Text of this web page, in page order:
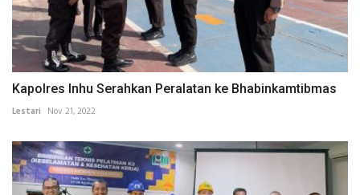
Kapolres Inhu Serahkan Peralatan ke Bhabinkamtibmas
Lestari Nov 21, 2022